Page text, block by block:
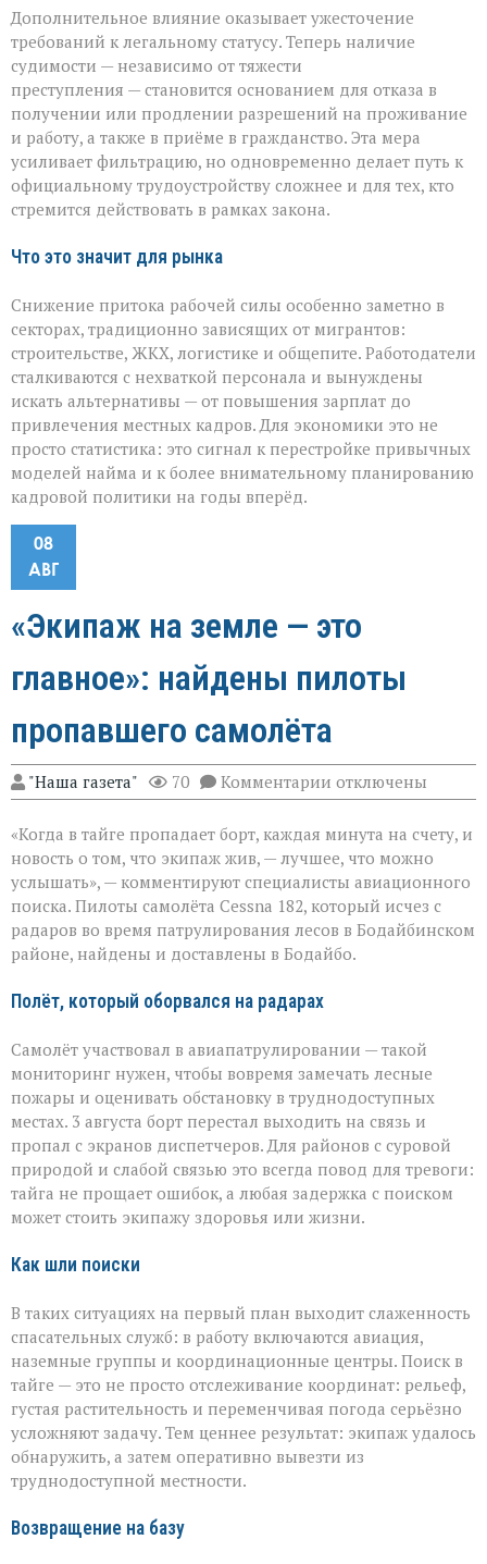
Дополнительное влияние оказывает ужесточение
требований к легальному статусу. Теперь наличие
судимости — независимо от тяжести
преступления — становится основанием для отказа в
получении или продлении разрешений на проживание
и работу, а также в приёме в гражданство. Эта мера
усиливает фильтрацию, но одновременно делает путь к
официальному трудоустройству сложнее и для тех, кто
стремится действовать в рамках закона.
Что это значит для рынка
Снижение притока рабочей силы особенно заметно в
секторах, традиционно зависящих от мигрантов:
строительстве, ЖКХ, логистике и общепите. Работодатели
сталкиваются с нехваткой персонала и вынуждены
искать альтернативы — от повышения зарплат до
привлечения местных кадров. Для экономики это не
просто статистика: это сигнал к перестройке привычных
моделей найма и к более внимательному планированию
кадровой политики на годы вперёд.
08
АВГ
«Экипаж на земле — это
главное»: найдены пилоты
пропавшего самолёта
"Наша газета" 70 Комментарии к
записи
на
земле — это
главное»:
найдены
пилоты
пропавшего
самолёта
отключены
«Когда в тайге пропадает борт, каждая минута на счету, и
новость о том, что экипаж жив, — лучшее, что можно
услышать», — комментируют специалисты авиационного
поиска. Пилоты самолёта Cessna 182, который исчез с
радаров во время патрулирования лесов в Бодайбинском
районе, найдены и доставлены в Бодайбо.
Полёт, который оборвался на радарах
Самолёт участвовал в авиапатрулировании — такой
мониторинг нужен, чтобы вовремя замечать лесные
пожары и оценивать обстановку в труднодоступных
местах. 3 августа борт перестал выходить на связь и
пропал с экранов диспетчеров. Для районов с суровой
природой и слабой связью это всегда повод для тревоги:
тайга не прощает ошибок, а любая задержка с поиском
может стоить экипажу здоровья или жизни.
Как шли поиски
В таких ситуациях на первый план выходит слаженность
спасательных служб: в работу включаются авиация,
наземные группы и координационные центры. Поиск в
тайге — это не просто отслеживание координат: рельеф,
густая растительность и переменчивая погода серьёзно
усложняют задачу. Тем ценнее результат: экипаж удалось
обнаружить, а затем оперативно вывезти из
труднодоступной местности.
Возвращение на базу